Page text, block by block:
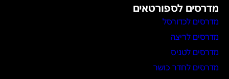
מדרסים לספורטאים
מדרסים לכדורסל
מדרסים לריצה
מדרסים לטניס
מדרסים לחדר כושר